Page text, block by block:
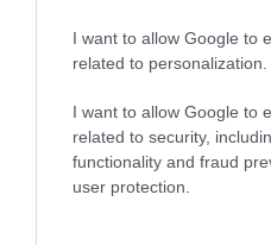
I want to allow Google to
related to personalization.
I want to allow Google to
related to security,
functionality and fraud
user protection.
2026.